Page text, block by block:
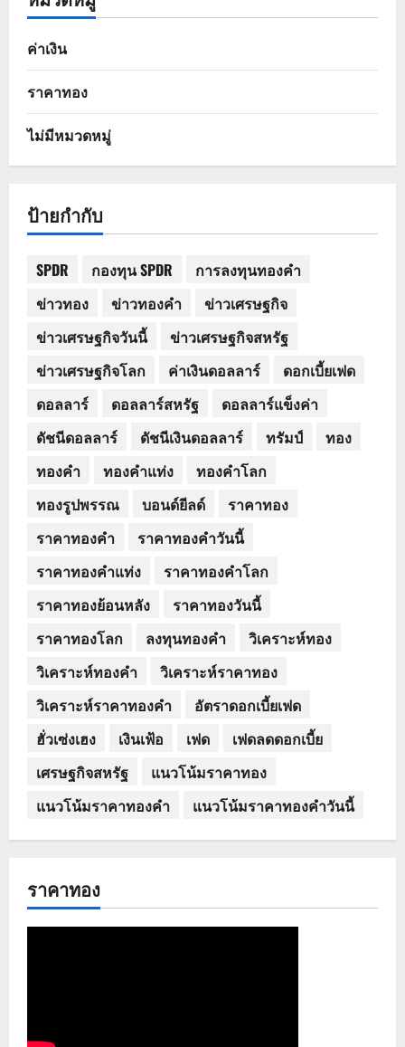
ค่าเงิน
ราคาทอง
ไม่มีหมวดหมู่
ป้ายกำกับ
SPDR กองทุน SPDR
การลงทุนทองคำ
ข่าวทอง
ข่าวทองคำ
ข่าวเศรษฐกิจ
ข่าวเศรษฐกิจวันนี้
ข่าวเศรษฐกิจสหรัฐ
ข่าวเศรษฐกิจโลก
ค่าเงินดอลลาร์
ดอกเบี้ยเฟด
ดอลลาร์
ดอลลาร์สหรัฐ
ดอลลาร์แข็งค่า
ดัชนีดอลลาร์
ดัชนีเงินดอลลาร์ ทรัมป์
ทอง
ทองคำ
ทองคำแท่ง
ทองคำโลก
ทองรูปพรรณ
บอนด์ยีลด์
ราคาทอง
ราคาทองคำ
ราคาทองคำวันนี้
ราคาทองคำแท่ง
ราคาทองคำโลก
ราคาทองย้อนหลัง
ราคาทองวันนี้
ราคาทองโลก
ลงทุนทองคำ
วิเคราะห์ทอง
วิเคราะห์ทองคำ
วิเคราะห์ราคาทอง
วิเคราะห์ราคาทองคำ
อัตราดอกเบี้ยเฟด
ฮั่วเซ่งเฮง
เงินเฟ้อ เฟด
เฟดลดดอกเบี้ย
เศรษฐกิจสหรัฐ
แนวโน้มราคาทอง
แนวโน้มราคาทองคำ
แนวโน้มราคาทองคำวันนี้
ราคาทอง